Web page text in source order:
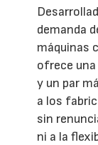
demanda
máquinas
ofrece
y un par
a los
sin
ni a la